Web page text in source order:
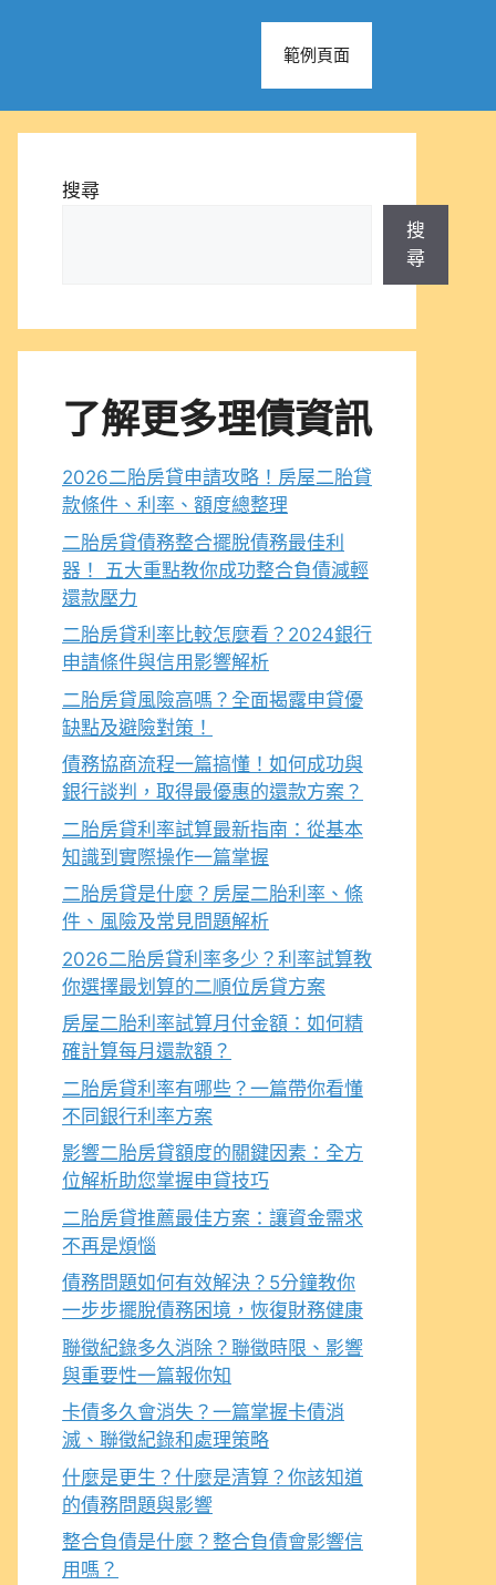
範例頁面
搜尋
搜
尋
了解更多理債資訊
2026二胎房貸申請攻略！房屋二胎貸
款條件、利率、額度總整理
二胎房貸債務整合擺脫債務最佳利
器！ 五大重點教你成功整合負債減輕
還款壓力
二胎房貸利率比較怎麼看？2024銀行
申請條件與信用影響解析
二胎房貸風險高嗎？全面揭露申貸優
缺點及避險對策！
債務協商流程一篇搞懂！如何成功與
銀行談判，取得最優惠的還款方案？
二胎房貸利率試算最新指南：從基本
知識到實際操作一篇掌握
二胎房貸是什麼？房屋二胎利率、條
件、風險及常見問題解析
2026二胎房貸利率多少？利率試算教
你選擇最划算的二順位房貸方案
房屋二胎利率試算月付金額：如何精
確計算每月還款額？
二胎房貸利率有哪些？一篇帶你看懂
不同銀行利率方案
影響二胎房貸額度的關鍵因素：全方
位解析助您掌握申貸技巧
二胎房貸推薦最佳方案：讓資金需求
不再是煩惱
債務問題如何有效解決？5分鐘教你
一步步擺脫債務困境，恢復財務健康
聯徵紀錄多久消除？聯徵時限、影響
與重要性一篇報你知
卡債多久會消失？一篇掌握卡債消
滅、聯徵紀錄和處理策略
什麼是更生？什麼是清算？你該知道
的債務問題與影響
整合負債是什麼？整合負債會影響信
用嗎？